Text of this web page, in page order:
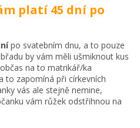
platí 45 dní po
po svatebním dnu, a to pouze
by vám měli ušmiknout kus
na to matrikář/ka
to zapomíná při církevních
vás ale stejně nemine,
vám růžek odstřihnou na